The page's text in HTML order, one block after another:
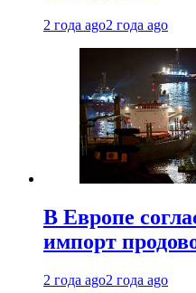
2 года ago2 года ago
В Европе
импорт
2 года ago2 года ago